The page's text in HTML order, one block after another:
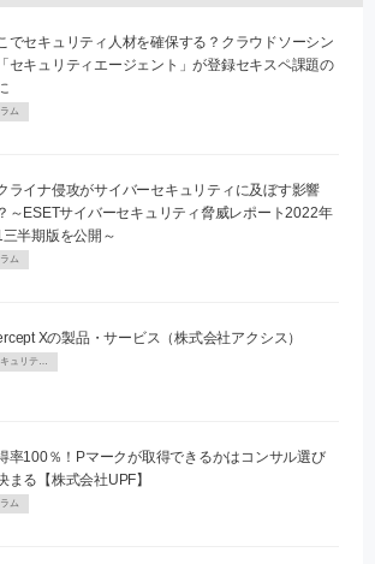
でセキュリティ人材を確保する？クラウドソーシン
セキュリティエージェント」が登録セキスペ課題の
ム
ライナ侵攻がサイバーセキュリティに及ぼす影響
～ESETサイバーセキュリティ脅威レポート2022年
半期版を公開～
ム
Xの製品・サービス（株式会社アクシス）
セキュリティPR
率100％！Pマークが取得できるかはコンサル選び
まる【株式会社UPF】
ム